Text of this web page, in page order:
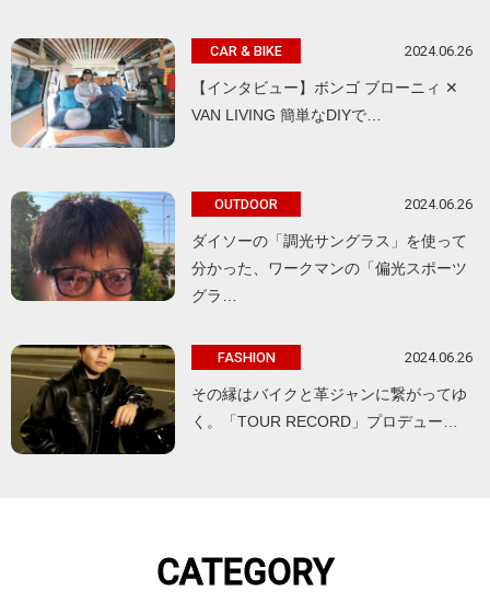
CAR & BIKE 2024.06.26
【インタビュー】ボンゴ ブローニィ ✕
VAN LIVING 簡単なDIYで…
OUTDOOR 2024.06.26
ダイソーの「調光サングラス」を使って
分かった、ワークマンの「偏光スポーツ
グラ…
FASHION 2024.06.26
その縁はバイクと革ジャンに繋がってゆ
く。「TOUR RECORD」プロデュー…
CATEGORY